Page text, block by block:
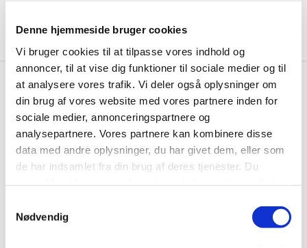
Denne hjemmeside bruger cookies
Vi bruger cookies til at tilpasse vores indhold og
annoncer, til at vise dig funktioner til sociale medier og til
at analysere vores trafik. Vi deler også oplysninger om
din brug af vores website med vores partnere inden for
sociale medier, annonceringspartnere og
analysepartnere. Vores partnere kan kombinere disse
data med andre oplysninger, du har givet dem, eller som
de har indsamlet fra din brug af deres tjenester. Du
Nødvendig
TILBAGE TIL LISTE